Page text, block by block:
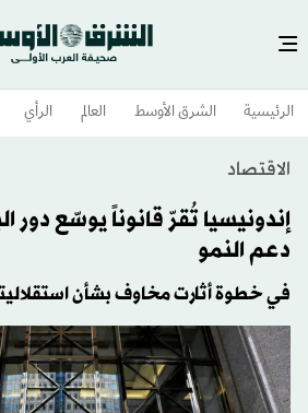
الرئيسية الشرق الأوسط​ العالم الرأي
الاقتصاد
إندونيسيا تُقرّ قانوناً يوسّع دور
دعم النمو
في خطوة أثارت مخاوف بشأن